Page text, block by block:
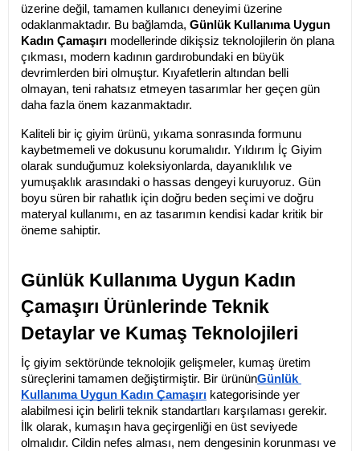
üzerine değil, tamamen kullanıcı deneyimi üzerine
odaklanmaktadır. Bu bağlamda, Günlük Kullanıma Uygun
Kadın Çamaşırı modellerinde dikişsiz teknolojilerin ön plana
çıkması, modern kadının gardırobundaki en büyük
devrimlerden biri olmuştur. Kıyafetlerin altından belli
olmayan, teni rahatsız etmeyen tasarımlar her geçen gün
daha fazla önem kazanmaktadır.
Kaliteli bir iç giyim ürünü, yıkama sonrasında formunu
kaybetmemeli ve dokusunu korumalıdır. Yıldırım İç Giyim
olarak sunduğumuz koleksiyonlarda, dayanıklılık ve
yumuşaklık arasındaki o hassas dengeyi kuruyoruz. Gün
boyu süren bir rahatlık için doğru beden seçimi ve doğru
materyal kullanımı, en az tasarımın kendisi kadar kritik bir
öneme sahiptir.
Günlük Kullanıma Uygun Kadın
Çamaşırı Ürünlerinde Teknik
Detaylar ve Kumaş Teknolojileri
İç giyim sektöründe teknolojik gelişmeler, kumaş üretim
süreçlerini tamamen değiştirmiştir. Bir ürününGünlük
Kullanıma Uygun Kadın Çamaşırı kategorisinde yer
alabilmesi için belirli teknik standartları karşılaması gerekir.
İlk olarak, kumaşın hava geçirgenliği en üst seviyede
olmalıdır. Cildin nefes alması, nem dengesinin korunması ve